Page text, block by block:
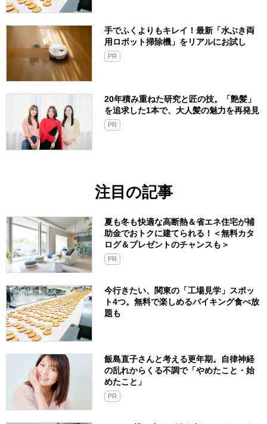
手でふくよりもキレイ！最新「水ぶき両
用ロボット掃除機」をリアルにお試し
PR
20年積み重ねた研究と匠の技。「艶髪」
を追求した1本で、大人髪の魅力を再発見
PR
注目の記事
夏も冬も快適な高断熱＆省エネ住宅が補
助金でおトクに建てられる！＜無料カタ
ログ＆プレゼントのチャンスも＞
PR
今行きたい、関東の「工場見学」スポッ
ト4つ。無料で楽しめるバイキング食べ放
題も
飯島直子さんと考える更年期。自律神経
の乱れからくる不調で「やめたこと・始
めたこと」
PR